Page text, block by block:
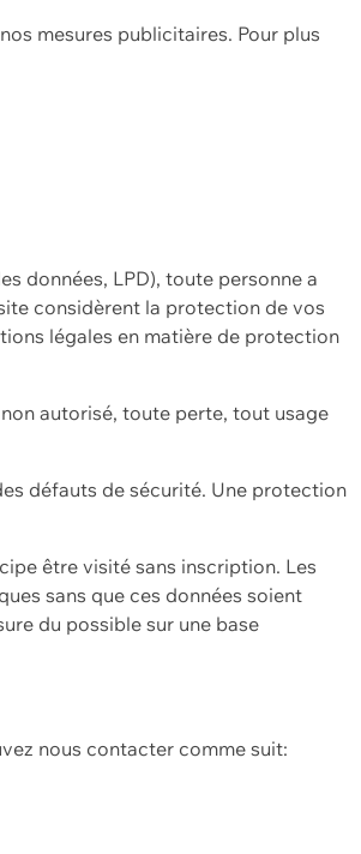
mesures publicitaires. Pour plus
données, LPD), toute personne a
considèrent la protection de vos
légales en matière de protection
autorisé, toute perte, tout usage
défauts de sécurité. Une protection
être visité sans inscription. Les
sans que ces données soient
du possible sur une base
nous contacter comme suit: